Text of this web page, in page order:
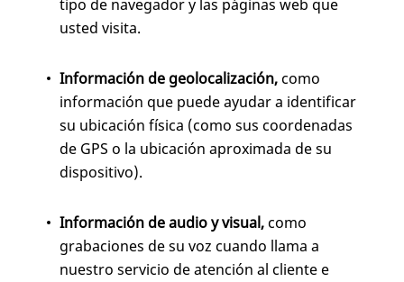
tipo de navegador y las páginas web que
usted visita.
Información de geolocalización,como
información que puede ayudar a identificar
su ubicación física (como sus coordenadas
de GPS o la ubicación aproximada de su
dispositivo).
Información de audio y visual,como
grabaciones de su voz cuando llama a
nuestro servicio de atención al cliente e